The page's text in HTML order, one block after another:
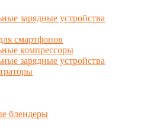
зарядные устройства
смартфонов
компрессоры
зарядные устройства
блендеры